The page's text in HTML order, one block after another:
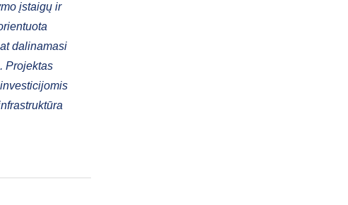
įstaigų ir
dalinamasi
Projektas